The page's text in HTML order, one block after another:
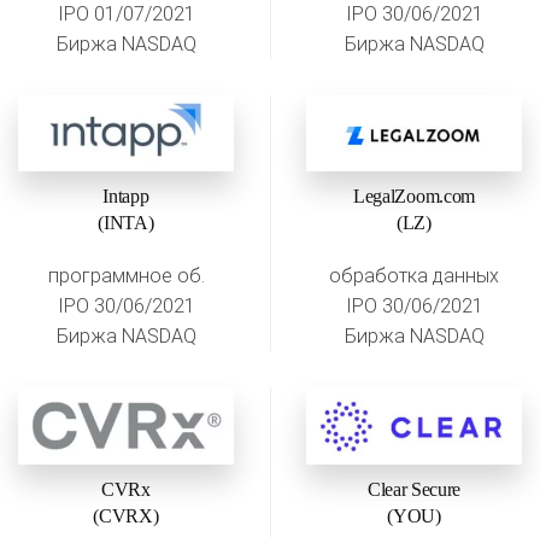
IPO 01/07/2021
Биржа NASDAQ
IPO 30/06/2021
Биржа NASDAQ
Intapp
(INTA)
программное об.
IPO 30/06/2021
Биржа NASDAQ
LegalZoom.com
(LZ)
обработка данных
IPO 30/06/2021
Биржа NASDAQ
CVRx
(CVRX)
Clear Secure
(YOU)